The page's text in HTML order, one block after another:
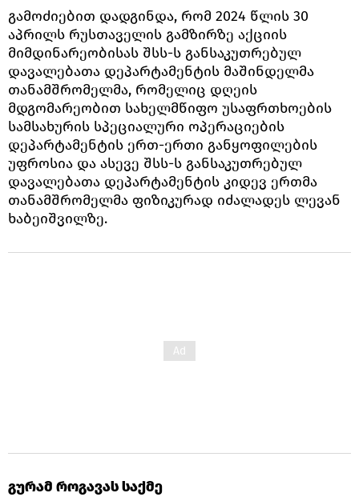
გამოძიებით დადგინდა, რომ 2024 წლის 30
აპრილს რუსთაველის გამზირზე აქციის
მიმდინარეობისას შსს-ს განსაკუთრებულ
დავალებათა დეპარტამენტის მაშინდელმა
თანამშრომელმა, რომელიც დღეის
მდგომარეობით სახელმწიფო უსაფრთხოების
სამსახურის სპეციალური ოპერაციების
დეპარტამენტის ერთ-ერთი განყოფილების
უფროსია და ასევე შსს-ს განსაკუთრებულ
დავალებათა დეპარტამენტის კიდევ ერთმა
თანამშრომელმა ფიზიკურად იძალადეს ლევან
ხაბეიშვილზე.
გურამ როგავას საქმე